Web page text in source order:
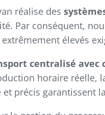
réalise des
Par conséquent,
élevés
centralisé
horaire réelle,
et précis garantissent